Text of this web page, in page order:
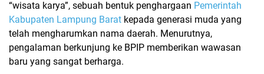
“wisata karya”, sebuah bentuk penghargaan Pemerintah
Kabupaten Lampung Barat kepada generasi muda yang
telah mengharumkan nama daerah. Menurutnya,
pengalaman berkunjung ke BPIP memberikan wawasan
baru yang sangat berharga.